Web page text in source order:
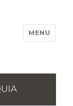
MENU